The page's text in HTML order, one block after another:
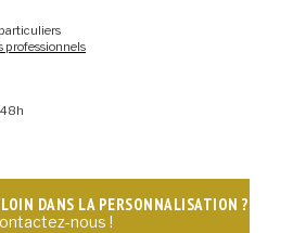
professionnels
DANS LA PERSONNALISATION ?
nous !